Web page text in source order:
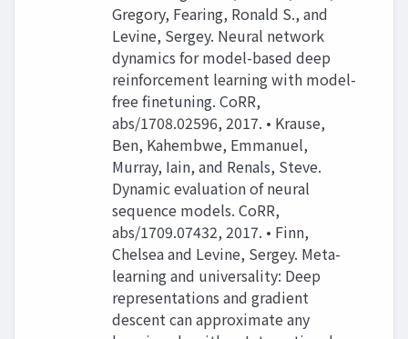
Gregory, Fearing, Ronald S., and
Levine, Sergey. Neural network
dynamics for model-based deep
reinforcement learning with model-
free finetuning. CoRR,
abs/1708.02596, 2017. • Krause,
Ben, Kahembwe, Emmanuel,
Murray, Iain, and Renals, Steve.
Dynamic evaluation of neural
sequence models. CoRR,
abs/1709.07432, 2017. • Finn,
Chelsea and Levine, Sergey. Meta-
learning and universality: Deep
representations and gradient
descent can approximate any